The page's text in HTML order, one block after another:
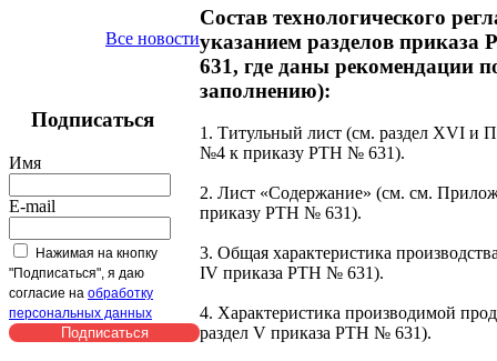
Все новости
Подписаться
Имя
E-mail
Нажимая на кнопку
"Подписаться", я даю
согласие на обработку
персональных данных
Состав технологического
указанием разделов
631, где даны рекомендации
заполнению):
1. Титульный лист (см. раздел XVI и
№4 к приказу РТН № 631).
2. Лист «Содержание» (см. см.
приказу РТН № 631).
3. Общая характеристика
IV приказа РТН № 631).
4. Характеристика производимой
раздел V приказа РТН № 631).